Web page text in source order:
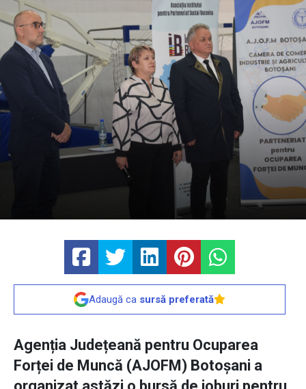
Adaugă ca sursă preferată
Agenția Județeană pentru Ocuparea
Forței de Muncă (AJOFM) Botoșani a